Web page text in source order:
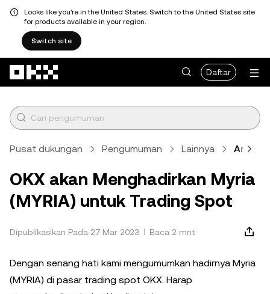
Looks like you're in the United States. Switch to the United States site
for products available in your region.
Switch site
Daftar
Pusat dukungan Pengumuman Lainnya Artikel
OKX akan Menghadirkan Myria
(MYRIA) untuk Trading Spot
Dipublikasikan Pada 27 Mar 2023 Baca 2 mnt
Dengan senang hati kami mengumumkan hadirnya Myria
(MYRIA) di pasar trading spot OKX. Harap